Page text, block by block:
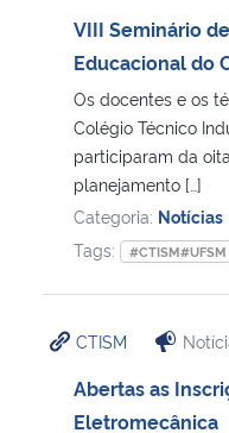
VIII Seminário
Educacional do
Os docentes e os
Colégio Técnico
participaram da
planejamento […]
Categoria: Notícias
Tags:
#CTISM#UFSM
CTISM
Abertas as
Eletromecânica